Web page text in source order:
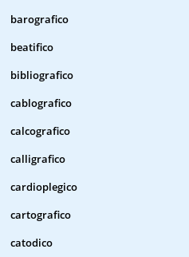
barografico
beatifico
bibliografico
cablografico
calcografico
calligrafico
cardioplegico
cartografico
catodico